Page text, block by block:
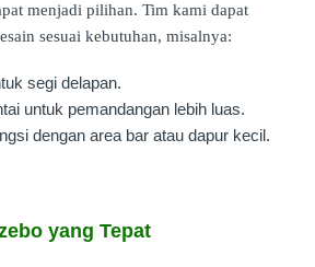
menjadi pilihan. Tim kami dapat
sesuai kebutuhan, misalnya:
segi delapan.
untuk pemandangan lebih luas.
dengan area bar atau dapur kecil.
yang Tepat